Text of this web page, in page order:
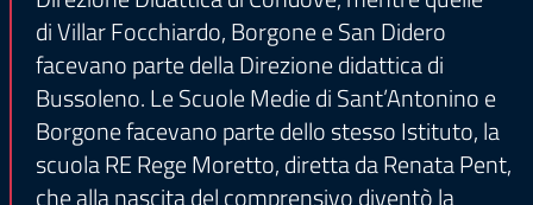
di Villar Focchiardo, Borgone e San Didero
facevano parte della Direzione didattica di
Bussoleno. Le Scuole Medie di Sant’Antonino e
Borgone facevano parte dello stesso Istituto, la
scuola RE Rege Moretto, diretta da Renata Pent,
che alla nascita del comprensivo diventò la